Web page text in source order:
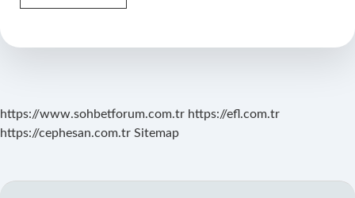
Yöresel
https://www.sohbetforum.com.tr https://efl.com.tr
https://cephesan.com.tr Sitemap